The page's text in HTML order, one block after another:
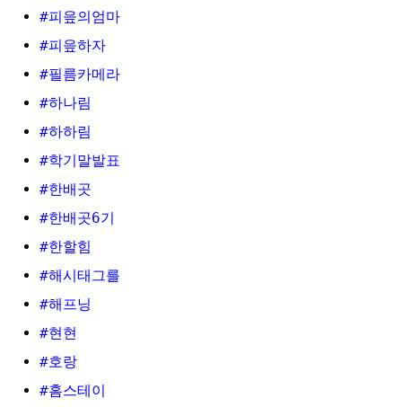
#피읖의엄마
#피읖하자
#필름카메라
#하나림
#하하림
#학기말발표
#한배곳
#한배곳6기
#한할힘
#해시태그를
#해프닝
#현현
#호랑
#홈스테이